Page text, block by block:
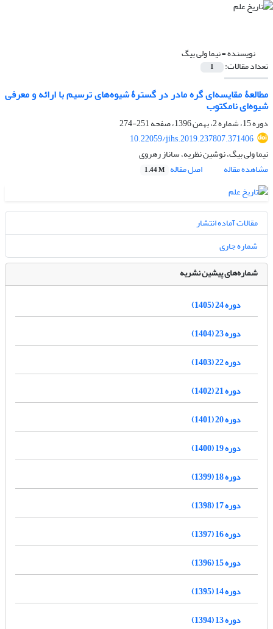
نویسنده =نیما ولی بیگ
تعداد مقالات: 1
مطالعۀ مقایسه‌ای گره مادر در گسترۀ شیوه‌های ترسیم با ارائه و معرفی
شیوه‌ای نامکتوب
دوره 15، شماره 2، بهمن 1396، صفحه
251-274
10.22059/jihs.2019.237807.371406
نیما ولی بیگ، نوشین نظریه، ساناز رهروی
مشاهده مقاله
اصل مقاله 1.44 M
مقالات آماده انتشار
شماره جاری
شماره‌های پیشین نشریه
دوره 24 (1405)
دوره 23 (1404)
دوره 22 (1403)
دوره 21 (1402)
دوره 20 (1401)
دوره 19 (1400)
دوره 18 (1399)
دوره 17 (1398)
دوره 16 (1397)
دوره 15 (1396)
دوره 14 (1395)
دوره 13 (1394)